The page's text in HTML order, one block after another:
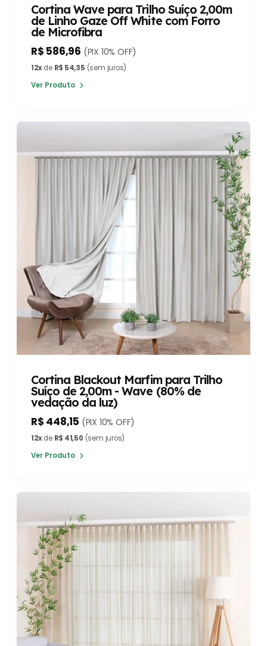
Cortina Wave para Trilho Suíço 2,00m
de Linho Gaze Off White com Forro
de Microfibra
R$ 586,96 (PIX 10% OFF)
12xde R$ 54,35 (sem juros)
Ver Produto
Cortina Blackout Marfim para Trilho
Suíço de 2,00m - Wave (80% de
vedação da luz)
R$ 448,15 (PIX 10% OFF)
12xde R$ 41,50 (sem juros)
Ver Produto